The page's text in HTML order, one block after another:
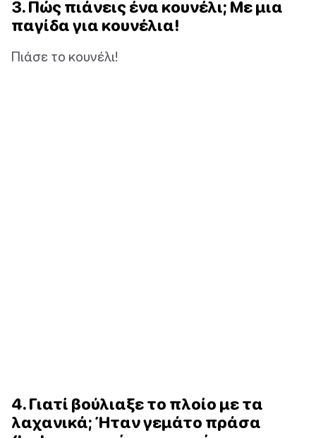
3. Πώς πιάνεις ένα κουνέλι; Με μια
παγίδα για κουνέλια!
Πιάσε το κουνέλι!
4. Γιατί βούλιαξε το πλοίο με τα
λαχανικά; Ήταν γεμάτο πράσα